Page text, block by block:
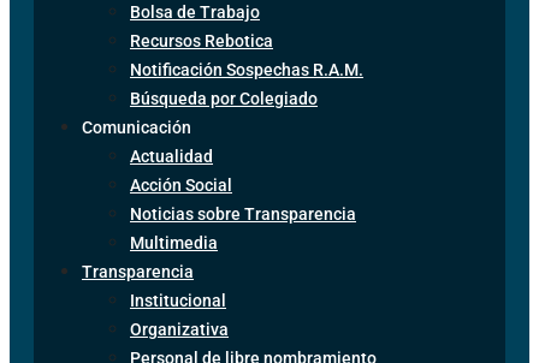
Bolsa de Trabajo
Recursos Rebotica
Notificación Sospechas R.A.M.
Búsqueda por Colegiado
Comunicación
Actualidad
Acción Social
Noticias sobre Transparencia
Multimedia
Transparencia
Institucional
Organizativa
Personal de libre nombramiento